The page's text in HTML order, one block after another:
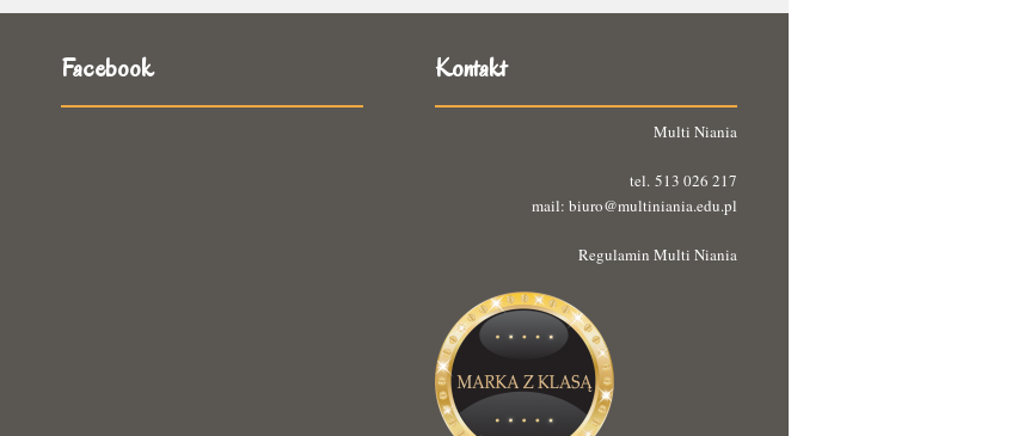
Facebook Kontakt
Multi Niania
tel. 513 026 217
mail: biuro@multiniania.edu.pl
Regulamin Multi Niania